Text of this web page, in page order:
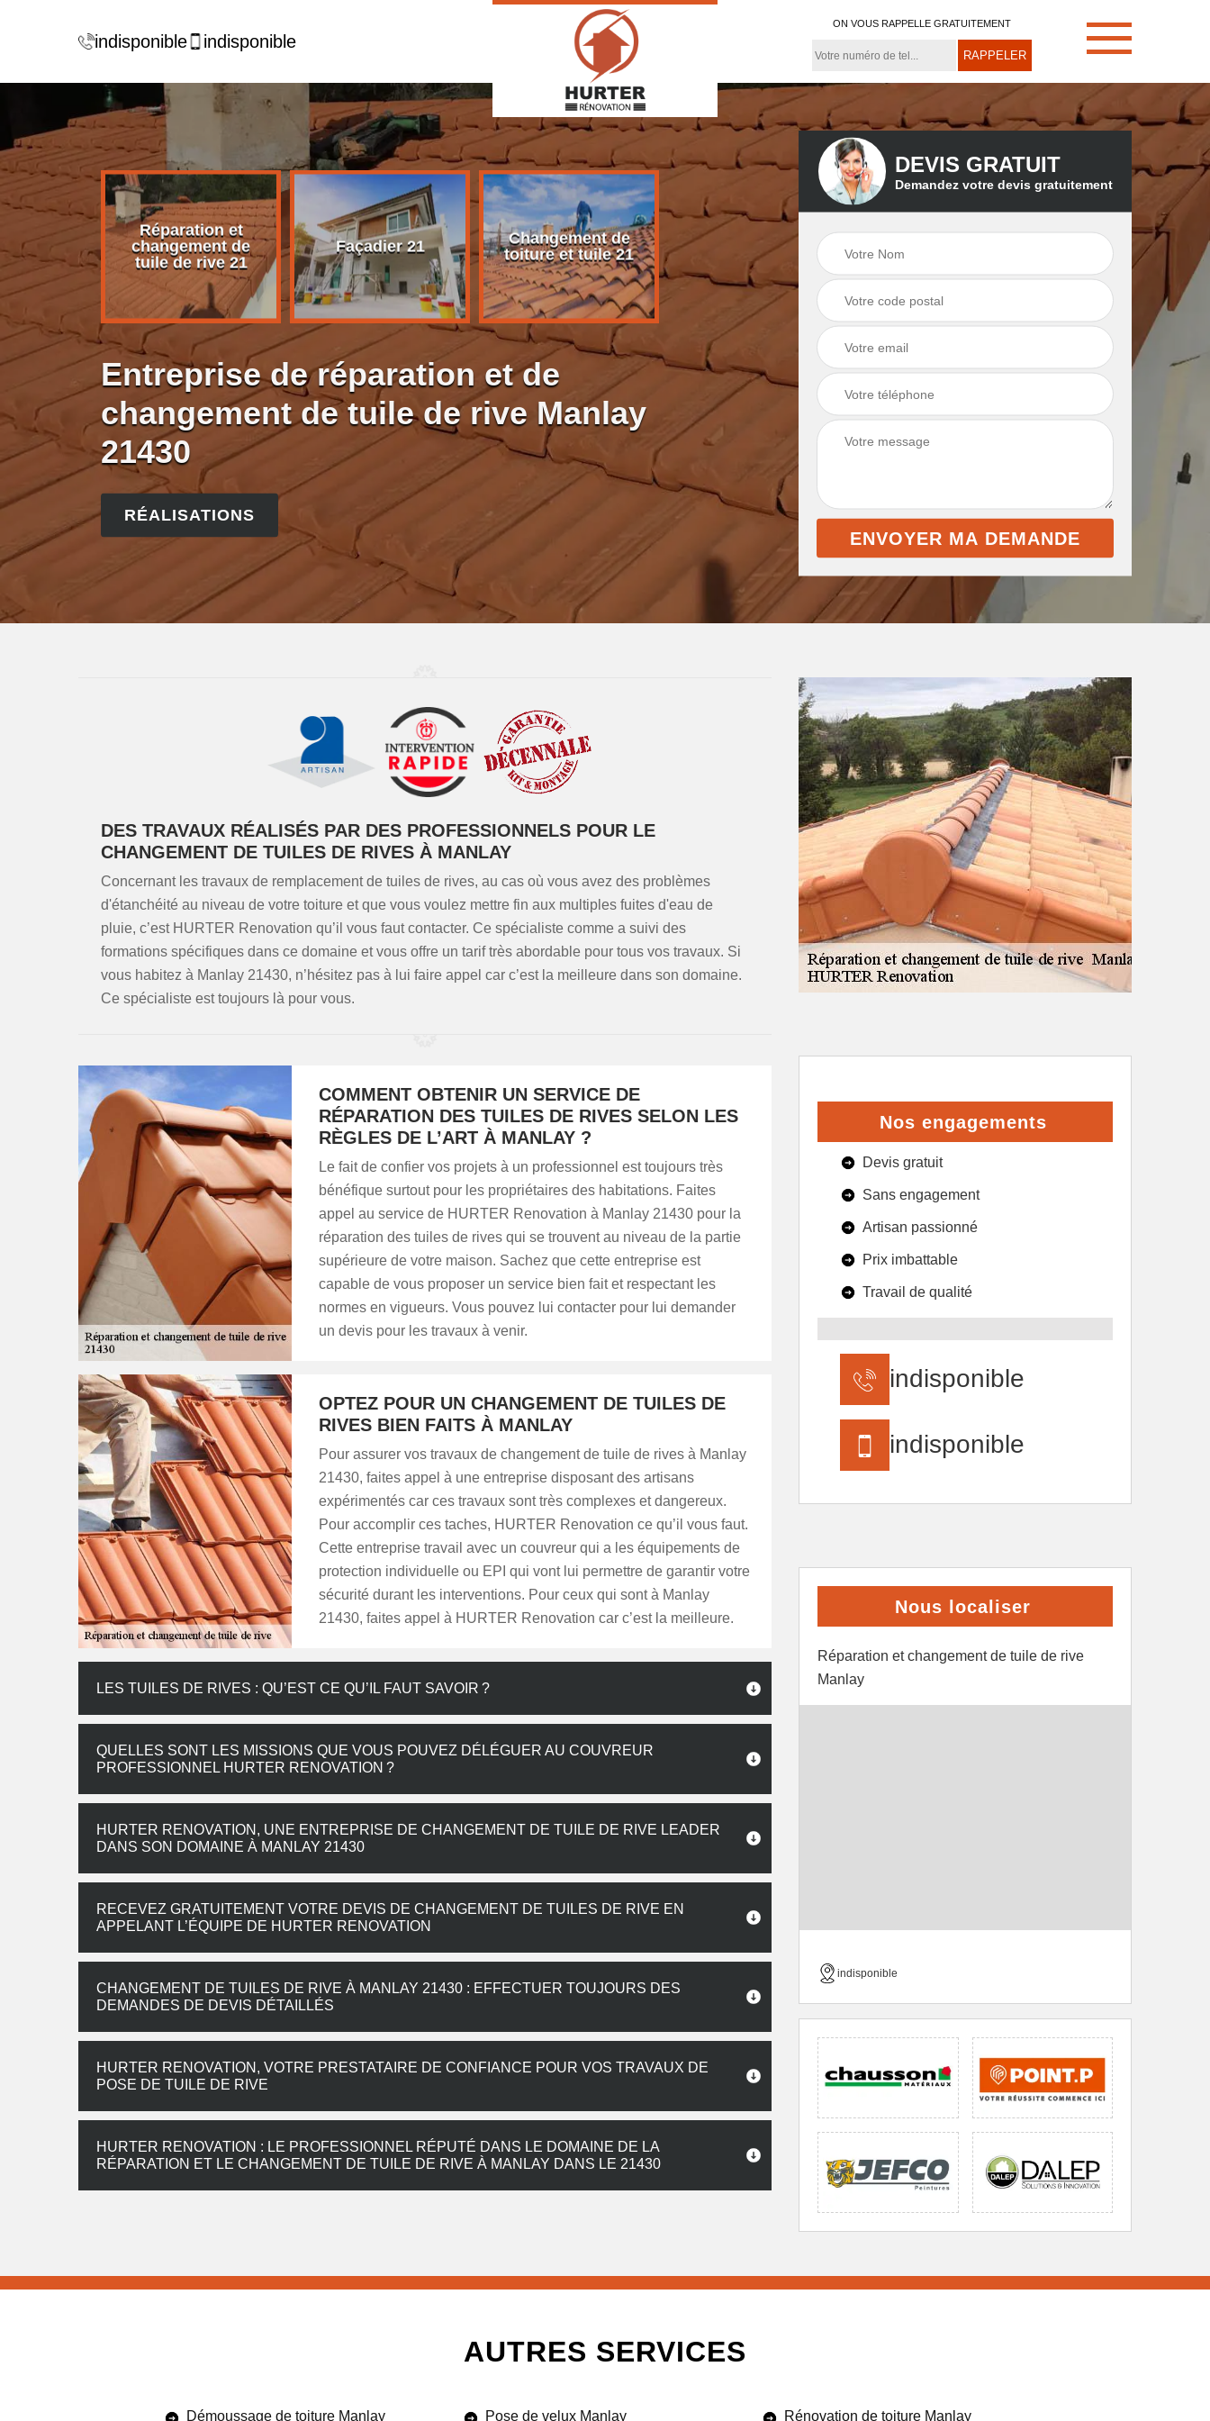
indisponible indisponible
ON VOUS RAPPELLE GRATUITEMENT
de
21
Réparation et
changement de
tuile de rive 21
Façadier 21
Changement de
toiture et tuile 21
Rénovation de
toiture 21
Démoussage de
Couvreur zingueur
21
Entreprise de réparation et de
changement de tuile de rive Manlay
21430
RÉALISATIONS
DEVIS GRATUIT
Demandez votre devis gratuitement
DES TRAVAUX RÉALISÉS PAR DES PROFESSIONNELS POUR LE
CHANGEMENT DE TUILES DE RIVES À MANLAY
Concernant les travaux de remplacement de tuiles de rives, au cas où vous avez des problèmes
d'étanchéité au niveau de votre toiture et que vous voulez mettre fin aux multiples fuites d'eau de
pluie, c’est HURTER Renovation qu’il vous faut contacter. Ce spécialiste comme a suivi des
formations spécifiques dans ce domaine et vous offre un tarif très abordable pour tous vos travaux. Si
vous habitez à Manlay 21430, n’hésitez pas à lui faire appel car c’est la meilleure dans son domaine.
Ce spécialiste est toujours là pour vous.
COMMENT OBTENIR UN SERVICE DE
RÉPARATION DES TUILES DE RIVES SELON LES
RÈGLES DE L’ART À MANLAY ?
Le fait de confier vos projets à un professionnel est toujours très
bénéfique surtout pour les propriétaires des habitations. Faites
appel au service de HURTER Renovation à Manlay 21430 pour la
réparation des tuiles de rives qui se trouvent au niveau de la partie
supérieure de votre maison. Sachez que cette entreprise est
capable de vous proposer un service bien fait et respectant les
normes en vigueurs. Vous pouvez lui contacter pour lui demander
un devis pour les travaux à venir.
OPTEZ POUR UN CHANGEMENT DE TUILES DE
RIVES BIEN FAITS À MANLAY
Pour assurer vos travaux de changement de tuile de rives à Manlay
21430, faites appel à une entreprise disposant des artisans
expérimentés car ces travaux sont très complexes et dangereux.
Pour accomplir ces taches, HURTER Renovation ce qu’il vous faut.
Cette entreprise travail avec un couvreur qui a les équipements de
protection individuelle ou EPI qui vont lui permettre de garantir votre
sécurité durant les interventions. Pour ceux qui sont à Manlay
21430, faites appel à HURTER Renovation car c’est la meilleure.
LES TUILES DE RIVES : QU’EST CE QU’IL FAUT SAVOIR ?
QUELLES SONT LES MISSIONS QUE VOUS POUVEZ DÉLÉGUER AU COUVREUR
PROFESSIONNEL HURTER RENOVATION ?
HURTER RENOVATION, UNE ENTREPRISE DE CHANGEMENT DE TUILE DE RIVE LEADER
DANS SON DOMAINE À MANLAY 21430
RECEVEZ GRATUITEMENT VOTRE DEVIS DE CHANGEMENT DE TUILES DE RIVE EN
APPELANT L’ÉQUIPE DE HURTER RENOVATION
CHANGEMENT DE TUILES DE RIVE À MANLAY 21430 : EFFECTUER TOUJOURS DES
DEMANDES DE DEVIS DÉTAILLÉS
HURTER RENOVATION, VOTRE PRESTATAIRE DE CONFIANCE POUR VOS TRAVAUX DE
POSE DE TUILE DE RIVE
HURTER RENOVATION : LE PROFESSIONNEL RÉPUTÉ DANS LE DOMAINE DE LA
RÉPARATION ET LE CHANGEMENT DE TUILE DE RIVE À MANLAY DANS LE 21430
Nos engagements
Devis gratuit
Sans engagement
Artisan passionné
Prix imbattable
Travail de qualité
indisponible
indisponible
Nous localiser
Réparation et changement de tuile de rive
Manlay
indisponible
AUTRES SERVICES
Démoussage de toiture Manlay Pose de velux Manlay Rénovation de toiture Manlay